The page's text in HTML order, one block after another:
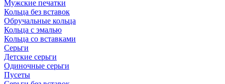
Мужские печатки
Кольца без вставок
Обручальные кольца
Кольца с эмалью
Кольца со вставками
Серьги
Детские серьги
Одиночные серьги
Пусеты